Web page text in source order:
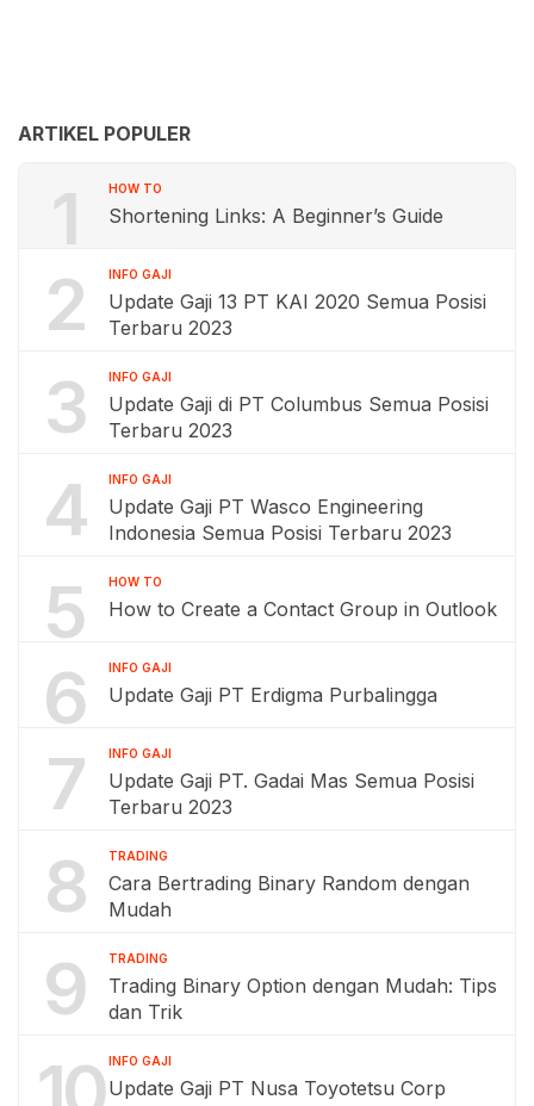
ARTIKEL POPULER
1 HOW TO
Shortening Links: A Beginner’s Guide
2 INFO GAJI
Update Gaji 13 PT KAI 2020 Semua Posisi
Terbaru 2023
3 INFO GAJI
Update Gaji di PT Columbus Semua Posisi
Terbaru 2023
4 INFO GAJI
Update Gaji PT Wasco Engineering
Indonesia Semua Posisi Terbaru 2023
5 HOW TO
How to Create a Contact Group in Outlook
6 INFO GAJI
Update Gaji PT Erdigma Purbalingga
7 INFO GAJI
Update Gaji PT. Gadai Mas Semua Posisi
Terbaru 2023
8 TRADING
Cara Bertrading Binary Random dengan
Mudah
9 TRADING
Trading Binary Option dengan Mudah: Tips
dan Trik
INFO GAJI
Update Gaji PT Nusa Toyotetsu Corp